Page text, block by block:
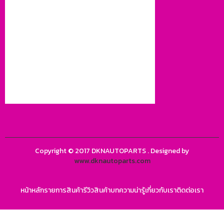
Copyright © 2017 DKNAUTOPARTS . Designed by
www.dknautoparts.com
หน้าหลักรายการสินค้ารีวิวสินค้าบทความน่ารู้เกี่ยวกับเราติดต่อเรา